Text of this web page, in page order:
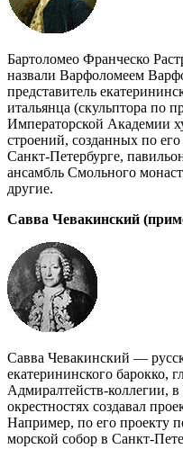
Бартоломео Франческо
назвали Варфоломеем
представитель
итальянца (скульптора по
Императорской Академии
строений, созданных по
Санкт-Петербурге,
ансамбль Смольного
другие.
Савва Чевакинский
Савва Чевакинский —
екатерининского барокко,
Адмиралтейств-коллегии,
окрестностях создавал
Например, по его проекту
морской собор в Санкт-